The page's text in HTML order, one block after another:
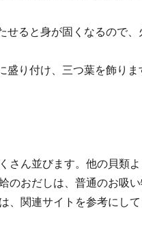
ると身が固くなるので、
り付け、三つ葉を飾りま
さん並びます。他の貝類
のおだしは、普通のお吸
、関連サイトを参考にし